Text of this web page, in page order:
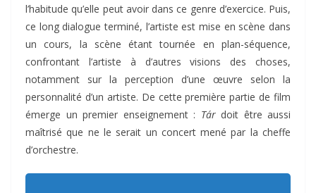
l’habitude qu’elle peut avoir dans ce genre d’exercice. Puis,
ce long dialogue terminé, l’artiste est mise en scène dans
un cours, la scène étant tournée en plan-séquence,
confrontant l’artiste à d’autres visions des choses,
notamment sur la perception d’une œuvre selon la
personnalité d’un artiste. De cette première partie de film
émerge un premier enseignement : Tár doit être aussi
maîtrisé que ne le serait un concert mené par la cheffe
d’orchestre.